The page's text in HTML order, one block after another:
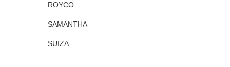
ROYCO
SAMANTHA
SUIZA